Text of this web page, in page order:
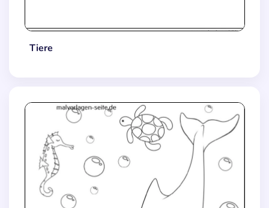
Tiere